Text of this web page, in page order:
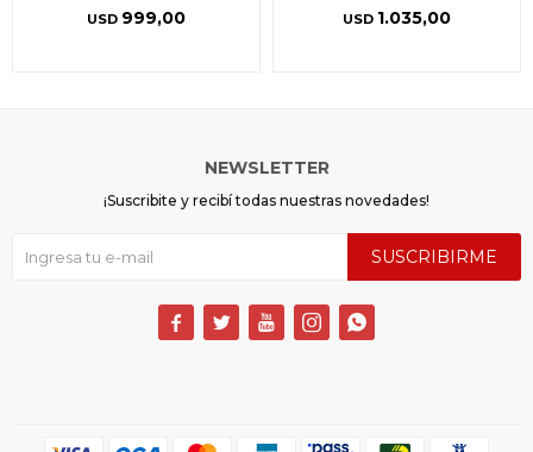
USD 999,00 USD 1.035,00
NEWSLETTER
¡Suscribite y recibí todas nuestras novedades!
SUSCRIBIRME
    